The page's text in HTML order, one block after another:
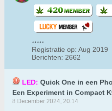
Registratie op: Aug 2019
Berichten: 2662
LED: Quick One in een
Een Experiment in Compact
8 December 2024, 20:14